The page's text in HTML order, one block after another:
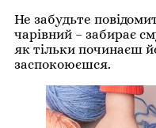
Не забудьте
чарівний – забирає
як тільки починаєш
заспокоюєшся.